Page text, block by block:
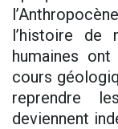
l’histoire de
humaines
cours
reprendre
deviennent